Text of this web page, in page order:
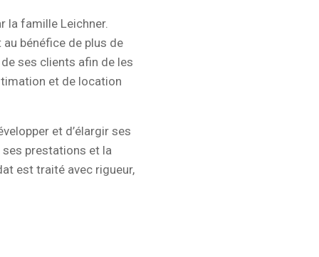
la famille Leichner.
bénéfice de plus de
ses clients afin de les
et de location
et d’élargir ses
prestations et la
est traité avec rigueur,